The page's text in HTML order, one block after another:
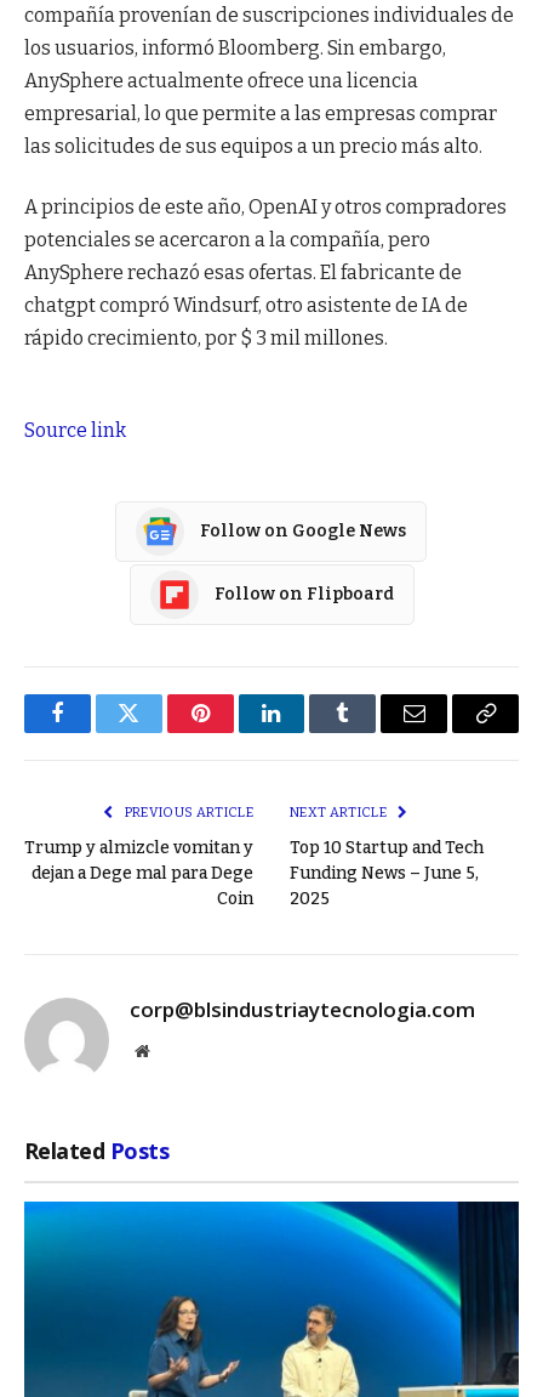
compañía provenían de suscripciones individuales de
los usuarios, informó Bloomberg. Sin embargo,
AnySphere actualmente ofrece una licencia
empresarial, lo que permite a las empresas comprar
las solicitudes de sus equipos a un precio más alto.
A principios de este año, OpenAI y otros compradores
potenciales se acercaron a la compañía, pero
AnySphere rechazó esas ofertas. El fabricante de
chatgpt compró Windsurf, otro asistente de IA de
rápido crecimiento, por $ 3 mil millones.
Source link
Follow on Google News
Follow on Flipboard
FacebookTwitter PinterestLinkedInTumblr Email
Copy
PREVIOUS ARTICLE
Trump y almizcle vomitan y
dejan a Dege mal para Dege
Coin
NEXT ARTICLE
Top 10 Startup and Tech
Funding News – June 5,
2025
corp@blsindustriaytecnologia.com
Website
Related Posts